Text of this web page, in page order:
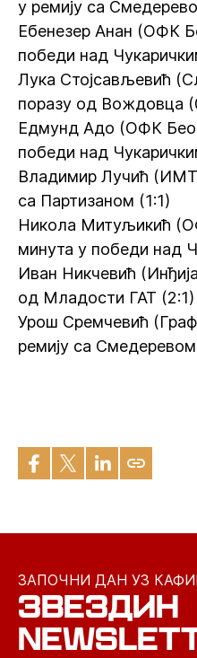
у ремију са
Ебенезер Анан (ОФК
победи над
Лука Стојсављевић
поразу од Вождовца
Едмунд Адо (ОФК
победи над
Владимир Лучић
са Партизаном (1:1)
Никола Митуљикић
минута у победи над
Иван Никчевић
од Младости ГАТ (2:1)
Урош Сремчевић
ремију са Смедеревом
ЗАПОЧНИ ДАН УЗ
ЗВЕЗДИН